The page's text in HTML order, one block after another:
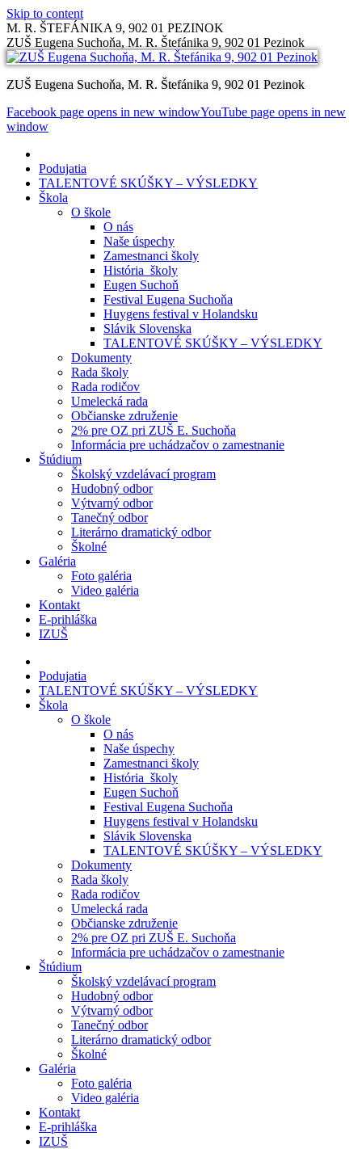
Skip to content
M. R. ŠTEFÁNIKA 9, 902 01 PEZINOK
ZUŠ Eugena Suchoňa, M. R. Štefánika 9, 902 01 Pezinok
ZUŠ Eugena Suchoňa, M. R. Štefánika 9, 902 01 Pezinok
Facebook page opens in new windowYouTube page opens in new
window
Podujatia
TALENTOVÉ SKÚŠKY – VÝSLEDKY
Škola
O škole
O nás
Naše úspechy
Zamestnanci školy
História školy
Eugen Suchoň
Festival Eugena Suchoňa
Huygens festival v Holandsku
Slávik Slovenska
TALENTOVÉ SKÚŠKY – VÝSLEDKY
Dokumenty
Rada školy
Rada rodičov
Umelecká rada
Občianske združenie
2% pre OZ pri ZUŠ E. Suchoňa
Informácia pre uchádzačov o zamestnanie
Štúdium
Školský vzdelávací program
Hudobný odbor
Výtvarný odbor
Tanečný odbor
Literárno dramatický odbor
Školné
Galéria
Foto galéria
Video galéria
Kontakt
E-prihláška
IZUŠ
Podujatia
TALENTOVÉ SKÚŠKY – VÝSLEDKY
Škola
O škole
O nás
Naše úspechy
Zamestnanci školy
História školy
Eugen Suchoň
Festival Eugena Suchoňa
Huygens festival v Holandsku
Slávik Slovenska
TALENTOVÉ SKÚŠKY – VÝSLEDKY
Dokumenty
Rada školy
Rada rodičov
Umelecká rada
Občianske združenie
2% pre OZ pri ZUŠ E. Suchoňa
Informácia pre uchádzačov o zamestnanie
Štúdium
Školský vzdelávací program
Hudobný odbor
Výtvarný odbor
Tanečný odbor
Literárno dramatický odbor
Školné
Galéria
Foto galéria
Video galéria
Kontakt
E-prihláška
IZUŠ